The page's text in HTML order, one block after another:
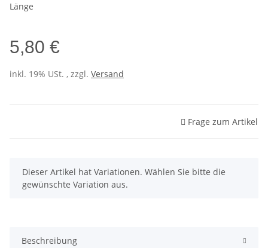
Länge
5,80 €
inkl. 19% USt. , zzgl. Versand
Frage zum Artikel
x
Dieser Artikel hat Variationen. Wählen Sie bitte die
gewünschte Variation aus.
Beschreibung